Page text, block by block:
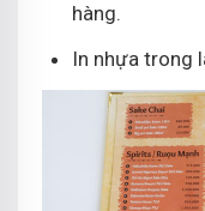
hàng.
In nhựa trong